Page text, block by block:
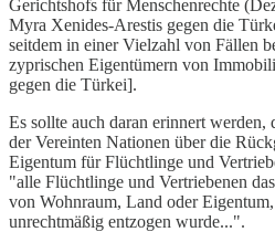
Gerichtshofs für Menschenrechte
Myra Xenides-Arestis gegen die
seitdem in einer Vielzahl von Fällen
zyprischen Eigentümern von
gegen die Türkei].
Es sollte auch daran erinnert werden,
der Vereinten Nationen über die
Eigentum für Flüchtlinge und
"alle Flüchtlinge und Vertriebenen
von Wohnraum, Land oder
unrechtmäßig entzogen wurde...".